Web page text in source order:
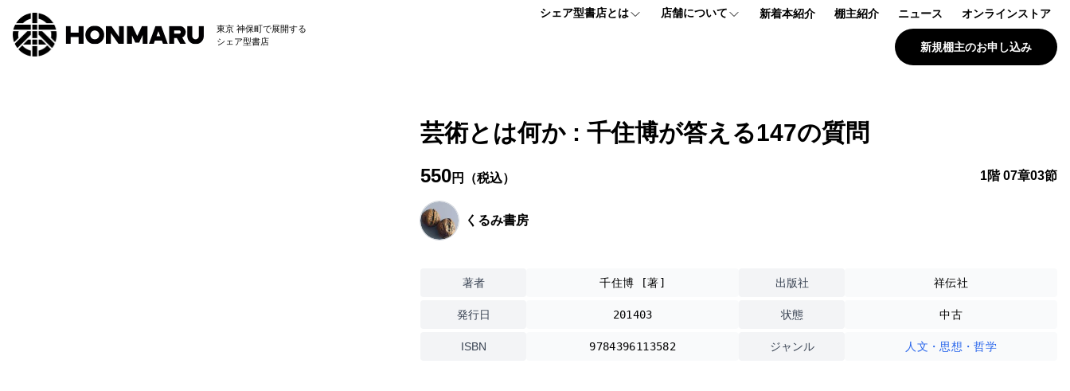
東京 神保町で展開する
シェア型書店
シェア型書店とは 店舗について 新着本紹介 棚主紹介 ニュース オンラインストア
新規棚主のお申し込み
芸術とは何か : 千住博が答える147の質問
550円（税込） 1階 07章03節
くるみ書房
著者 千住博 [著] 出版社 祥伝社
発行日 201403 状態 中古
ISBN 9784396113582 ジャンル 人文・思想・哲学